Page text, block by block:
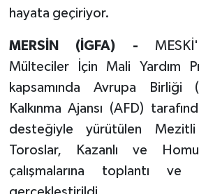
hayata geçiriyor.
MERSİN (İGFA) -
Mülteciler İçin Mali Yardım
kapsamında Avrupa Birliği
Kalkınma Ajansı (AFD)
desteğiyle yürütülen
Toroslar, Kazanlı ve
çalışmalarına toplantı ve